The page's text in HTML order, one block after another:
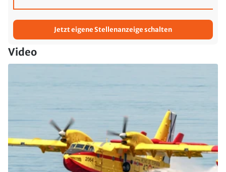
Jetzt eigene Stellenanzeige schalten
Video